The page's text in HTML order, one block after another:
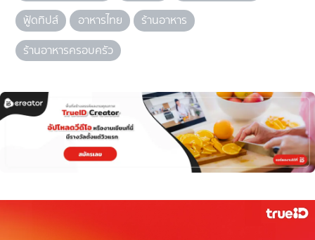
ฟู้ดทิปส์
อาหารไทย
ร้านอาหาร
ร้านอาหารครอบครัว